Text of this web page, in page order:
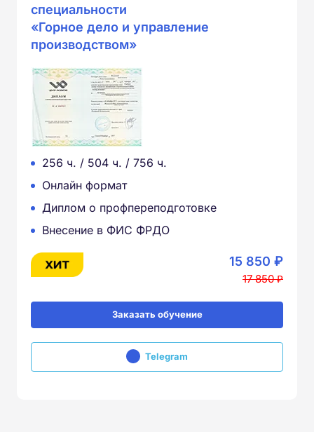
специальности
«Горное дело и управление
производством»
256 ч. / 504 ч. / 756 ч.
Онлайн формат
Диплом о профпереподготовке
Внесение в ФИС ФРДО
15 850 ₽
17 850 ₽
Заказать обучение
Telegram